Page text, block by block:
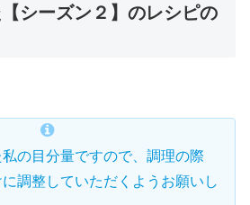
シーズン２】のレシピの
の目分量ですので、調理の際
調整していただくようお願いし